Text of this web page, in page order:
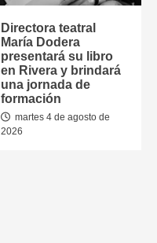
Directora teatral
María Dodera
presentará su libro
en Rivera y brindará
una jornada de
formación
martes 4 de agosto de
2026